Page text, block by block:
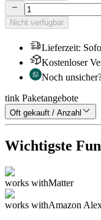
Nicht verfügbar
Lieferzeit:
Kostenloser
Noch
tink Paketangebote
Oft gekauft / Anzahl
Wichtigste
works withMatter
works withAmazon